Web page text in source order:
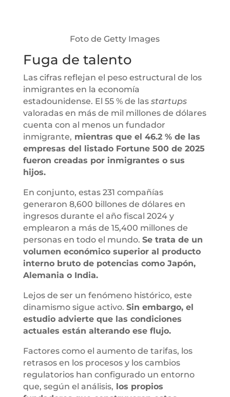
Foto de Getty Images
Fuga de talento
Las cifras reflejan el peso estructural de los
inmigrantes en la economía
estadounidense. El 55 % de las startups
valoradas en más de mil millones de dólares
cuenta con al menos un fundador
inmigrante, mientras que el 46.2 % de las
empresas del listado Fortune 500 de 2025
fueron creadas por inmigrantes o sus
hijos.
En conjunto, estas 231 compañías
generaron 8,600 billones de dólares en
ingresos durante el año fiscal 2024 y
emplearon a más de 15,400 millones de
personas en todo el mundo. Se trata de un
volumen económico superior al producto
interno bruto de potencias como Japón,
Alemania o India.
Lejos de ser un fenómeno histórico, este
dinamismo sigue activo. Sin embargo, el
estudio advierte que las condiciones
actuales están alterando ese flujo.
Factores como el aumento de tarifas, los
retrasos en los procesos y los cambios
regulatorios han configurado un entorno
que, según el análisis, los propios